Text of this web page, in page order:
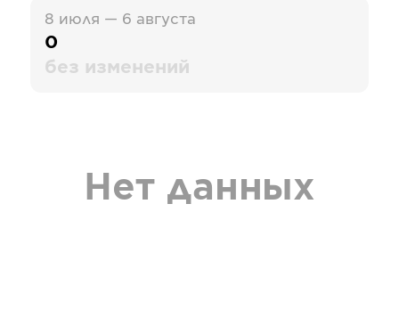
8 июля — 6 августа
0
без изменений
Нет данных